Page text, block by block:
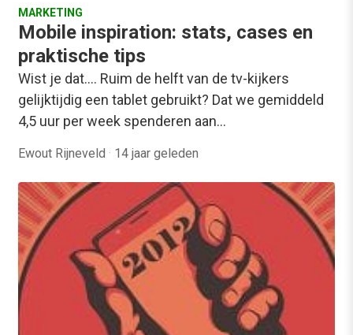
MARKETING
Mobile inspiration: stats, cases en
praktische tips
Wist je dat.... Ruim de helft van de tv-kijkers
gelijktijdig een tablet gebruikt? Dat we gemiddeld
4,5 uur per week spenderen aan…
Ewout Rijneveld · 14 jaar geleden